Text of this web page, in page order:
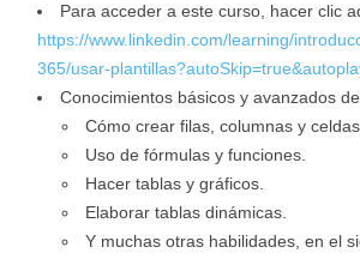
Para acceder a este curso, hacer clic
https://www.linkedin.com/learning/
365/usar-
Conocimientos básicos y avanzados
Cómo crear filas, columnas y
Uso de fórmulas y funciones.
Hacer tablas y gráficos.
Elaborar tablas dinámicas.
Y muchas otras habilidades, en el